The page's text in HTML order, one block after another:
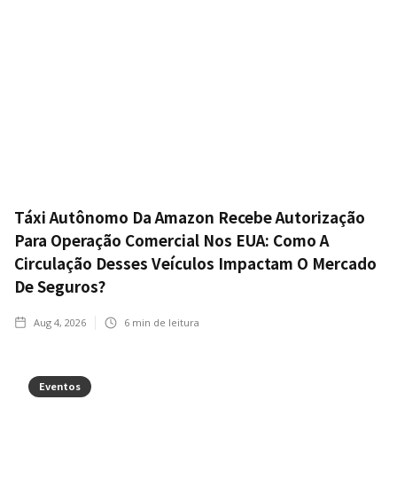
Táxi Autônomo Da Amazon Recebe Autorização
Para Operação Comercial Nos EUA: Como A
Circulação Desses Veículos Impactam O Mercado
De Seguros?
Aug 4, 2026 6 min de leitura
Eventos